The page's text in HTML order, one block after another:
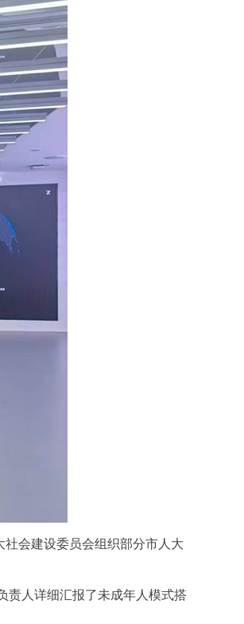
会建设委员会组织部分市人大
人详细汇报了未成年人模式搭